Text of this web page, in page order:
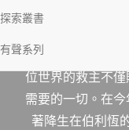
探索叢書
有聲系列
領我們以新的視角
安，在痛苦時仍有
位世界的救主不
需要的一切。在
著降生在伯利恆